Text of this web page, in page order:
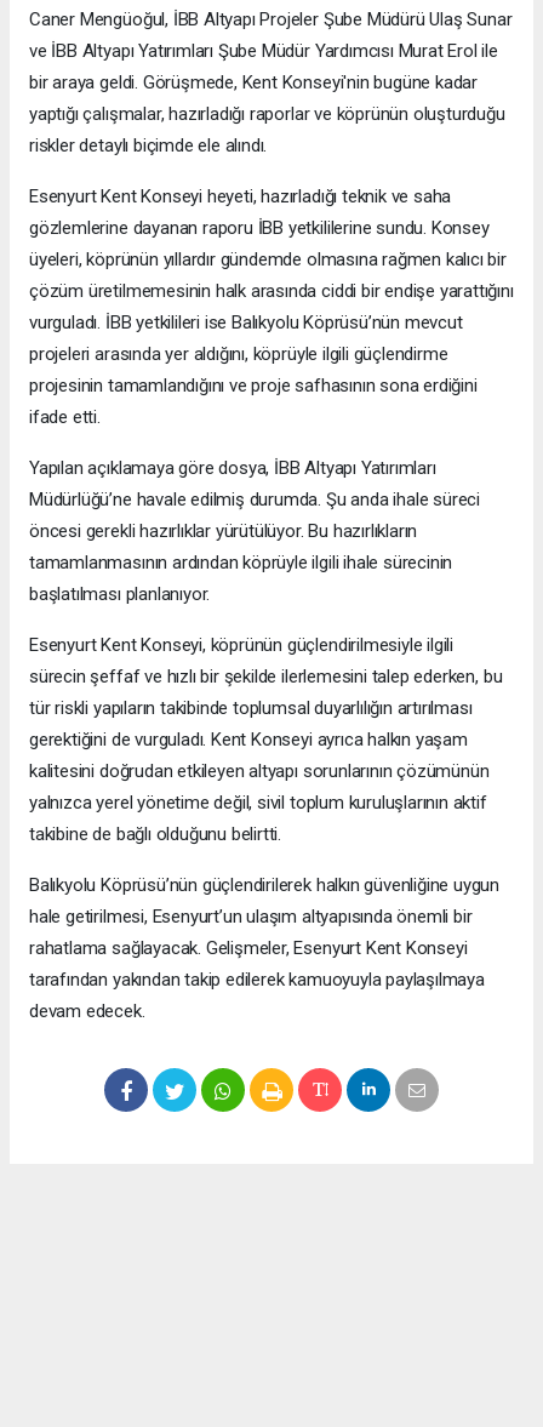
Caner Mengüoğul, İBB Altyapı Projeler Şube Müdürü Ulaş Sunar
ve İBB Altyapı Yatırımları Şube Müdür Yardımcısı Murat Erol ile
bir araya geldi. Görüşmede, Kent Konseyi'nin bugüne kadar
yaptığı çalışmalar, hazırladığı raporlar ve köprünün oluşturduğu
riskler detaylı biçimde ele alındı.
Esenyurt Kent Konseyi heyeti, hazırladığı teknik ve saha
gözlemlerine dayanan raporu İBB yetkililerine sundu. Konsey
üyeleri, köprünün yıllardır gündemde olmasına rağmen kalıcı bir
çözüm üretilmemesinin halk arasında ciddi bir endişe yarattığını
vurguladı. İBB yetkilileri ise Balıkyolu Köprüsü’nün mevcut
projeleri arasında yer aldığını, köprüyle ilgili güçlendirme
projesinin tamamlandığını ve proje safhasının sona erdiğini
ifade etti.
Yapılan açıklamaya göre dosya, İBB Altyapı Yatırımları
Müdürlüğü’ne havale edilmiş durumda. Şu anda ihale süreci
öncesi gerekli hazırlıklar yürütülüyor. Bu hazırlıkların
tamamlanmasının ardından köprüyle ilgili ihale sürecinin
başlatılması planlanıyor.
Esenyurt Kent Konseyi, köprünün güçlendirilmesiyle ilgili
sürecin şeffaf ve hızlı bir şekilde ilerlemesini talep ederken, bu
tür riskli yapıların takibinde toplumsal duyarlılığın artırılması
gerektiğini de vurguladı. Kent Konseyi ayrıca halkın yaşam
kalitesini doğrudan etkileyen altyapı sorunlarının çözümünün
yalnızca yerel yönetime değil, sivil toplum kuruluşlarının aktif
takibine de bağlı olduğunu belirtti.
Balıkyolu Köprüsü’nün güçlendirilerek halkın güvenliğine uygun
hale getirilmesi, Esenyurt’un ulaşım altyapısında önemli bir
rahatlama sağlayacak. Gelişmeler, Esenyurt Kent Konseyi
tarafından yakından takip edilerek kamuoyuyla paylaşılmaya
devam edecek.